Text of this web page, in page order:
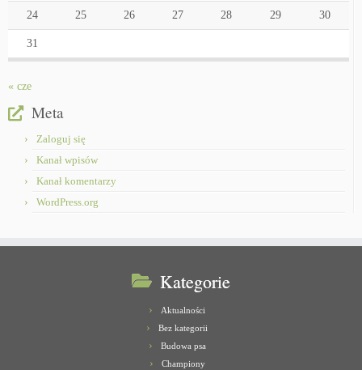
24 25 26 27 28 29 30
31
« cze
Meta
Zaloguj się
Kanał wpisów
Kanał komentarzy
WordPress.org
Kategorie
Aktualności
Bez kategorii
Budowa psa
Championy